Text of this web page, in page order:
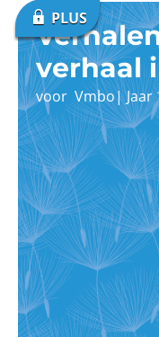
verhaal
voor Vmbo|Jaar